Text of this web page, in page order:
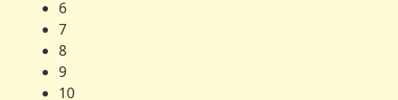
6
7
8
9
10